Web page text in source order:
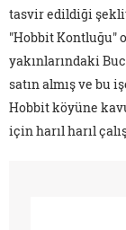
tasvir edildiği
"Hobbit Kontluğu"
yakınlarındaki
satın almış ve bu
Hobbit köyüne
için harıl harıl